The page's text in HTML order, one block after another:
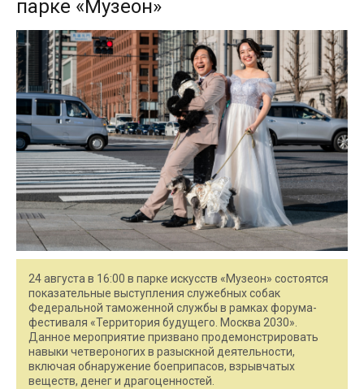
парке «Музеон»
24 августа в 16:00 в парке искусств «Музеон» состоятся
показательные выступления служебных собак
Федеральной таможенной службы в рамках форума-
фестиваля «Территория будущего. Москва 2030».
Данное мероприятие призвано продемонстрировать
навыки четвероногих в разыскной деятельности,
включая обнаружение боеприпасов, взрывчатых
веществ, денег и драгоценностей.